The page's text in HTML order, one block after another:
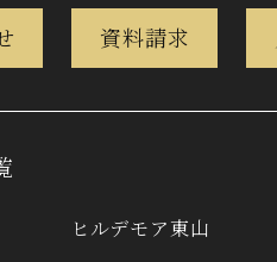
資料請求
ヒルデモア東山